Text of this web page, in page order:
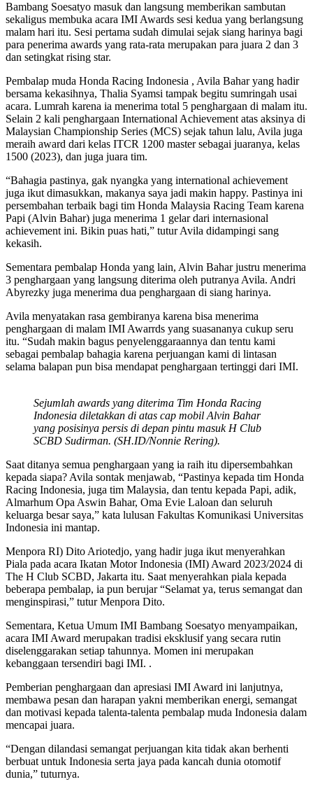
Bambang Soesatyo masuk dan langsung memberikan sambutan
sekaligus membuka acara IMI Awards sesi kedua yang berlangsung
malam hari itu. Sesi pertama sudah dimulai sejak siang harinya bagi
para penerima awards yang rata-rata merupakan para juara 2 dan 3
dan setingkat rising star.
Pembalap muda Honda Racing Indonesia , Avila Bahar yang hadir
bersama kekasihnya, Thalia Syamsi tampak begitu sumringah usai
acara. Lumrah karena ia menerima total 5 penghargaan di malam itu.
Selain 2 kali penghargaan International Achievement atas aksinya di
Malaysian Championship Series (MCS) sejak tahun lalu, Avila juga
meraih award dari kelas ITCR 1200 master sebagai juaranya, kelas
1500 (2023), dan juga juara tim.
“Bahagia pastinya, gak nyangka yang international achievement
juga ikut dimasukkan, makanya saya jadi makin happy. Pastinya ini
persembahan terbaik bagi tim Honda Malaysia Racing Team karena
Papi (Alvin Bahar) juga menerima 1 gelar dari internasional
achievement ini. Bikin puas hati,” tutur Avila didampingi sang
kekasih.
Sementara pembalap Honda yang lain, Alvin Bahar justru menerima
3 penghargaan yang langsung diterima oleh putranya Avila. Andri
Abyrezky juga menerima dua penghargaan di siang harinya.
Avila menyatakan rasa gembiranya karena bisa menerima
penghargaan di malam IMI Awarrds yang suasananya cukup seru
itu. “Sudah makin bagus penyelenggaraannya dan tentu kami
sebagai pembalap bahagia karena perjuangan kami di lintasan
selama balapan pun bisa mendapat penghargaan tertinggi dari IMI.
Sejumlah awards yang diterima Tim Honda Racing
Indonesia diletakkan di atas cap mobil Alvin Bahar
yang posisinya persis di depan pintu masuk H Club
SCBD Sudirman. (SH.ID/Nonnie Rering).
Saat ditanya semua penghargaan yang ia raih itu dipersembahkan
kepada siapa? Avila sontak menjawab, “Pastinya kepada tim Honda
Racing Indonesia, juga tim Malaysia, dan tentu kepada Papi, adik,
Almarhum Opa Aswin Bahar, Oma Evie Laloan dan seluruh
keluarga besar saya,” kata lulusan Fakultas Komunikasi Universitas
Indonesia ini mantap.
Menpora RI) Dito Ariotedjo, yang hadir juga ikut menyerahkan
Piala pada acara Ikatan Motor Indonesia (IMI) Award 2023/2024 di
The H Club SCBD, Jakarta itu. Saat menyerahkan piala kepada
beberapa pembalap, ia pun berujar “Selamat ya, terus semangat dan
menginspirasi,” tutur Menpora Dito.
Sementara, Ketua Umum IMI Bambang Soesatyo menyampaikan,
acara IMI Award merupakan tradisi eksklusif yang secara rutin
diselenggarakan setiap tahunnya. Momen ini merupakan
kebanggaan tersendiri bagi IMI. .
Pemberian penghargaan dan apresiasi IMI Award ini lanjutnya,
membawa pesan dan harapan yakni memberikan energi, semangat
dan motivasi kepada talenta-talenta pembalap muda Indonesia dalam
mencapai juara.
“Dengan dilandasi semangat perjuangan kita tidak akan berhenti
berbuat untuk Indonesia serta jaya pada kancah dunia otomotif
dunia,” tuturnya.